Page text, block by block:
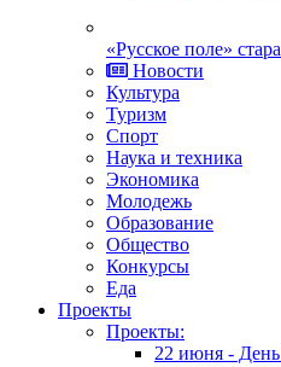
«Русское поле»
Новости
Культура
Туризм
Спорт
Наука и техника
Экономика
Молодежь
Образование
Общество
Конкурсы
Еда
Проекты
Проекты:
22 июня -